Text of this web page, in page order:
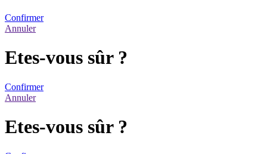
Confirmer
Annuler
Etes-vous sûr ?
Confirmer
Annuler
Etes-vous sûr ?